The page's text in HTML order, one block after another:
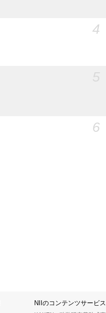
4
6
NIIのコンテンツサービス